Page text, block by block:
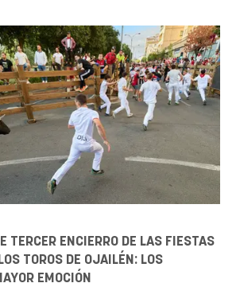
TERCER ENCIERRO DE LAS FIESTAS
TOROS DE OJAILÉN: LOS
EMOCIÓN